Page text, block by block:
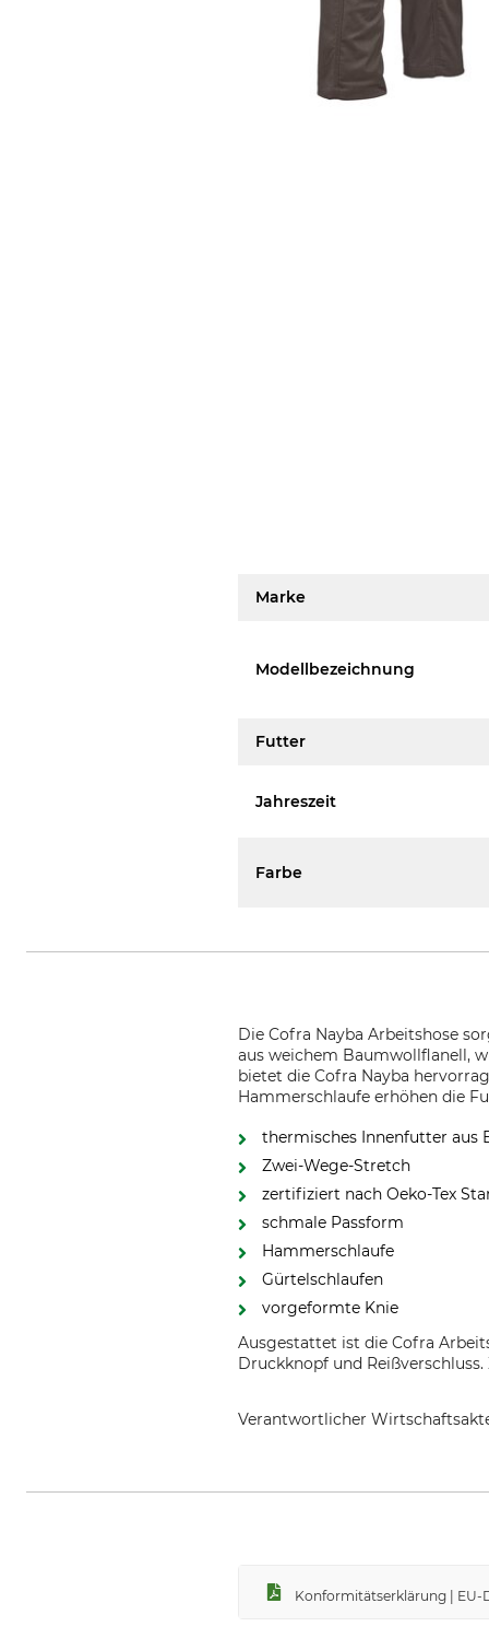
Marke
Modellbezeichnung
Futter
Jahreszeit
Farbe
Die Cofra Nayba Arbeitshose
aus weichem Baumwollflanell,
bietet die Cofra Nayba
Hammerschlaufe erhöhen die
thermisches Innenfutter aus
Zwei-Wege-Stretch
zertifiziert nach Oeko-Tex
schmale Passform
Hammerschlaufe
Gürtelschlaufen
vorgeformte Knie
Ausgestattet ist die Cofra
Druckknopf und
Verantwortlicher
Konformitätserklärung | EU-